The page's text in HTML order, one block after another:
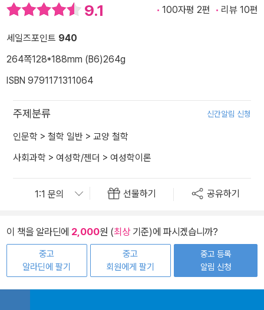
9.1 100자평 2편 리뷰 10편
세일즈포인트 940
264쪽128*188mm (B6)264g
ISBN 9791171311064
주제분류 신간알림 신청
인문학 > 철학 일반 > 교양 철학
사회과학 > 여성학/젠더 > 여성학이론
선물하기 공유하기
이 책을 알라딘에 2,000원 (최상기준)에 파시겠습니까?
중고
알라딘에 팔기
중고
회원에게 팔기
중고 등록
알림 신청